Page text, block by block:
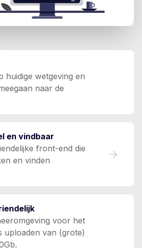
huidige wetgeving en
naar de
en vindbaar
front-end die
en vinden
voor het
uploaden van (grote)